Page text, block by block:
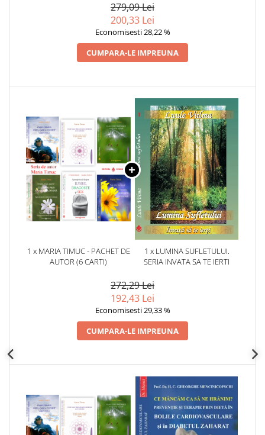
279,09 Lei
200,33 Lei
Economisesti 28,22 %
CUMPARA-LE IMPREUNA
1 x MARIA TIMUC - PACHET DE
AUTOR (6 CARTI)
1 x LUMINA SUFLETULUI.
SERIA INVATA SA TE IERTI
272,29 Lei
192,43 Lei
Economisesti 29,33 %
CUMPARA-LE IMPREUNA